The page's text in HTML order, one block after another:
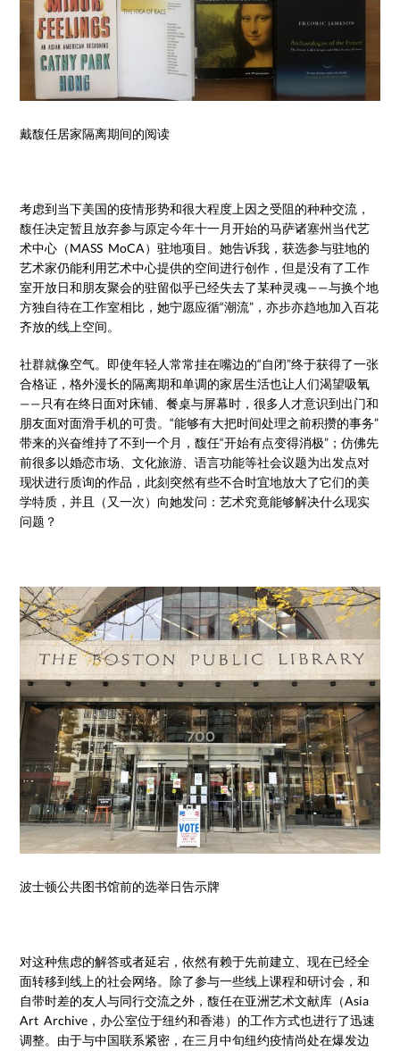
戴馥任居家隔离期间的阅读
考虑到当下美国的疫情形势和很大程度上因之受阻的种种交流，
馥任决定暂且放弃参与原定今年十一月开始的马萨诸塞州当代艺
术中心（MASS MoCA）驻地项目。她告诉我，获选参与驻地的
艺术家仍能利用艺术中心提供的空间进行创作，但是没有了工作
室开放日和朋友聚会的驻留似乎已经失去了某种灵魂——与换个地
方独自待在工作室相比，她宁愿应循“潮流”，亦步亦趋地加入百花
齐放的线上空间。
社群就像空气。即使年轻人常常挂在嘴边的“自闭”终于获得了一张
合格证，格外漫长的隔离期和单调的家居生活也让人们渴望吸氧
——只有在终日面对床铺、餐桌与屏幕时，很多人才意识到出门和
朋友面对面滑手机的可贵。“能够有大把时间处理之前积攒的事务”
带来的兴奋维持了不到一个月，馥任“开始有点变得消极”；仿佛先
前很多以婚恋市场、文化旅游、语言功能等社会议题为出发点对
现状进行质询的作品，此刻突然有些不合时宜地放大了它们的美
学特质，并且（又一次）向她发问：艺术究竟能够解决什么现实
问题？
波士顿公共图书馆前的选举日告示牌
对这种焦虑的解答或者延宕，依然有赖于先前建立、现在已经全
面转移到线上的社会网络。除了参与一些线上课程和研讨会，和
自带时差的友人与同行交流之外，馥任在亚洲艺术文献库（Asia
Art Archive，办公室位于纽约和香港）的工作方式也进行了迅速
调整。由于与中国联系紧密，在三月中旬纽约疫情尚处在爆发边